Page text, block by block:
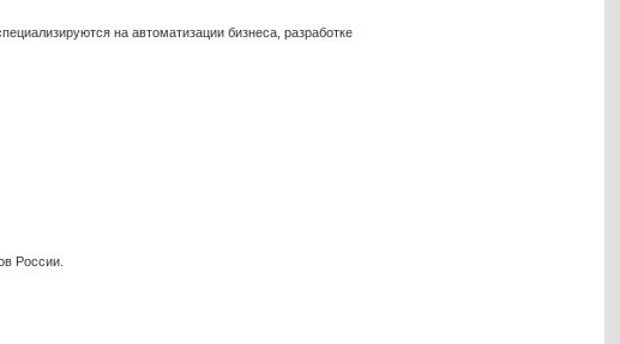
на автоматизации бизнеса, разработке
России.